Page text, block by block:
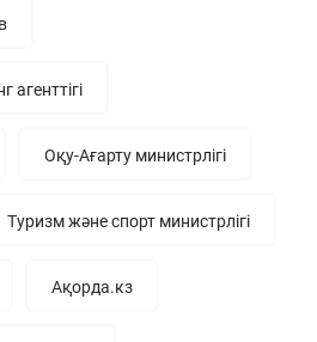
Оқу-Ағарту министрлігі
Туризм және спорт министрлігі
Ақорда.кз